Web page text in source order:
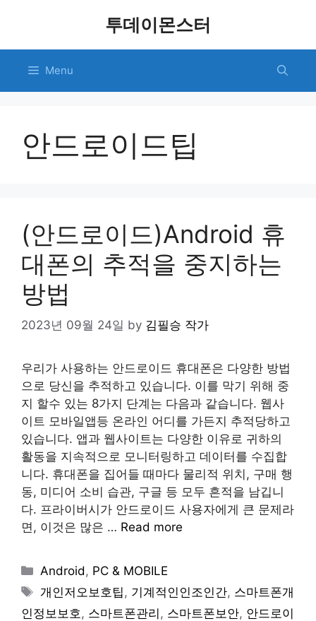
투데이몬스터
Menu
안드로이드팁
(안드로이드)Android 휴
대폰의 추적을 중지하는
방법
2023년 09월 24일 by 김필승 작가
우리가 사용하는 안드로이드 휴대폰은 다양한 방법
으로 당신을 추적하고 있습니다. 이를 막기 위해 중
지 할수 있는 8가지 단계는 다음과 같습니다. 웹사
이트 모바일앱등 온라인 어디를 가든지 추적당하고
있습니다. 앱과 웹사이트는 다양한 이유로 귀하의
활동을 지속적으로 모니터링하고 데이터를 수집합
니다. 휴대폰을 집어들 때마다 물리적 위치, 구매 행
동, 미디어 소비 습관, 구글 등 모두 흔적을 남깁니
다. 프라이버시가 안드로이드 사용자에게 큰 문제라
면, 이것은 많은 … Read more
Categories
Android , PC & MOBILE
Tags
개인저오보호팁 , 기계적인인조인간, 스마트폰개
인정보보호 , 스마트폰관리 , 스마트폰보안, 안드로이